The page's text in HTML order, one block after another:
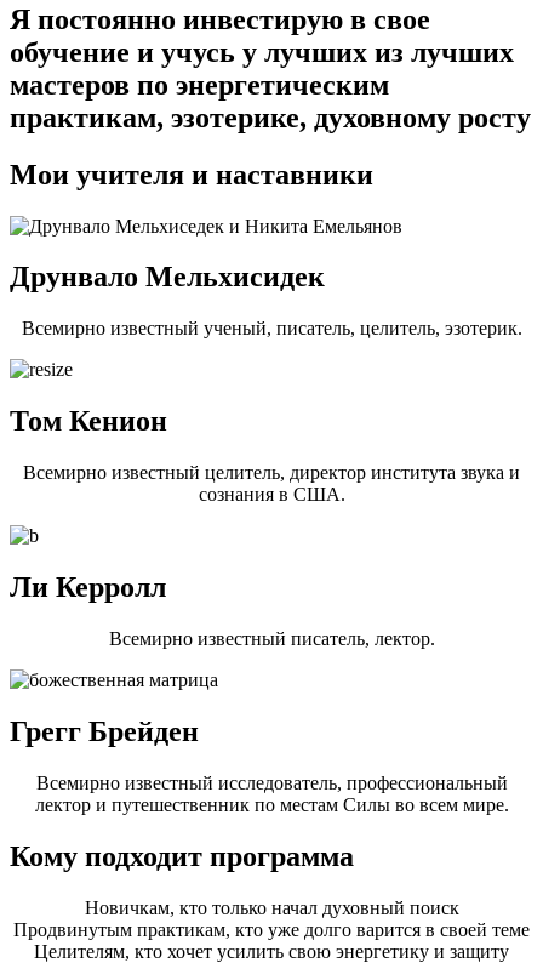
Я постоянно инвестирую в свое
обучение и учусь у лучших из лучших
мастеров по энергетическим
практикам, эзотерике, духовному росту
Мои учителя и наставники
Друнвало Мельхисидек​
Всемирно известный ученый, писатель, целитель, эзотерик.
Том Кенион​
Всемирно известный целитель, директор института звука и
сознания в США.​
Ли Керролл​
Всемирно известный писатель, лектор.
Грегг Брейден​
Всемирно известный исследователь, профессиональный
лектор и путешественник по местам Силы во всем мире.​
Кому подходит программа
Новичкам, кто только начал духовный поиск
Продвинутым практикам, кто уже долго варится в своей теме
Целителям, кто хочет усилить свою энергетику и защиту